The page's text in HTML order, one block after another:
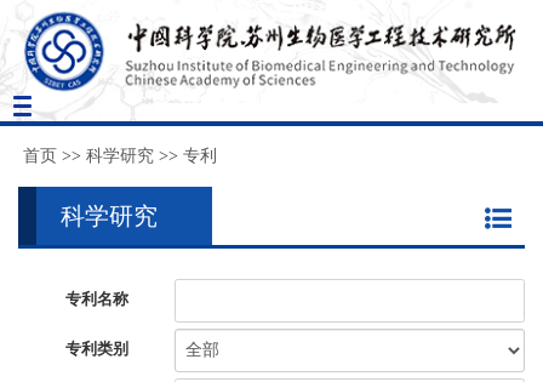
Toggle
navigation
首页 >> 科学研究 >> 专利
科学研究
专利名称
专利类别